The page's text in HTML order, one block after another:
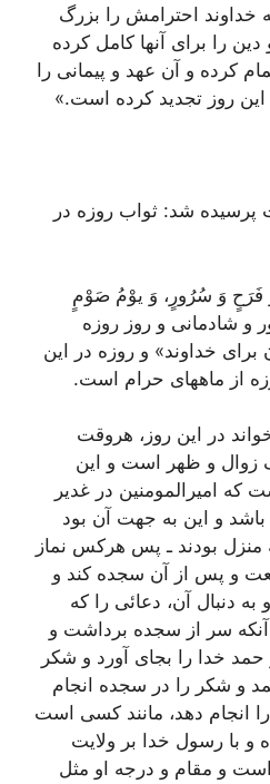
احترامش را بزرگ
را برای آنها کامل کرده
کرده و آن عهد و پیمانی را
این روز تجدید کرده است.»
شد: ثواب روزه در
فَرَحٍ وَ سُرُورٍ، وَ یوْمُ صَوْمٍ
و شادمانی و روز روزه
خداوند» و روزه در این
از ماههای حرام است.
در این روز، هروقت
زوال و ظهر است و این
امیرالمومنین در غدیر
و این به جهت آن بود
بودند ـ پس هرکس نماز
و پس از آن سجده کند و
به دنبال آن، دعائی را که
آنکه سر از سجده برداشت و
خدا را بجای آورد و شکر
و شکر را در سجده انجام
انجام دهد، مانند کسی است
و با رسول خدا بر ولایت
است و مقام و درجه او مثل